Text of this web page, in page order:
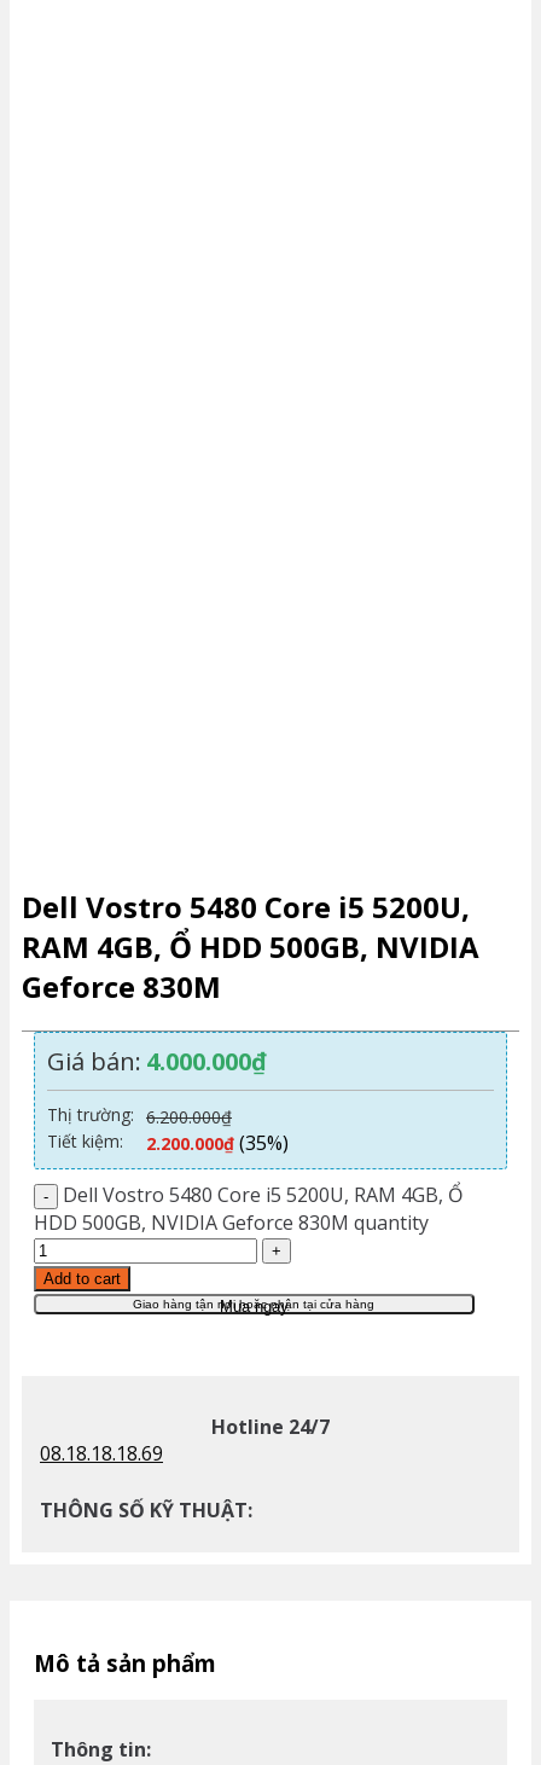
Dell Vostro 5480 Core i5 5200U,
RAM 4GB, Ổ HDD 500GB, NVIDIA
Geforce 830M
Giá bán: 4.000.000₫
Thị trường: 6.200.000₫
Tiết kiệm:
2.200.000₫ (35%)
Dell Vostro 5480 Core i5 5200U, RAM 4GB, Ổ
HDD 500GB, NVIDIA Geforce 830M quantity
Add to cart
Mua ngay
Giao hàng tận nơi hoặc nhận tại cửa hàng
Hotline 24/7
08.18.18.18.69
THÔNG SỐ KỸ THUẬT:
Mô tả sản phẩm
Thông tin: